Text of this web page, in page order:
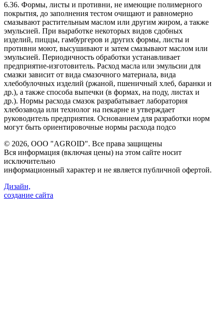
6.36. Формы, листы и противни, не имеющие полимерного
покрытия, до заполнения тестом очищают и равномерно
смазывают растительным маслом или другим жиром, а также
эмульсией. При выработке некоторых видов сдобных
изделий, пиццы, гамбургеров и других формы, листы и
противни моют, высушивают и затем смазывают маслом или
эмульсией. Периодичность обработки устанавливает
предприятие-изготовитель. Расход масла или эмульсии для
смазки зависит от вида смазочного материала, вида
хлебобулочных изделий (ржаной, пшеничный хлеб, баранки и
др.), а также способа выпечки (в формах, на поду, листах и
др.). Нормы расхода смазок разрабатывает лаборатория
хлебозавода или технолог на пекарне и утверждает
руководитель предприятия. Основанием для разработки норм
могут быть ориентировочные нормы расхода подсо
© 2026, ООО "AGROID". Все права защищены
Вся информация (включая цены) на этом сайте носит
исключительно
информационный характер и не является публичной офертой.
Дизайн,
создание сайта